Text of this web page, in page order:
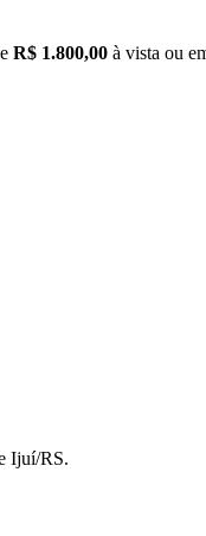
R$ 1.800,00 à vista ou
Ijuí/RS.